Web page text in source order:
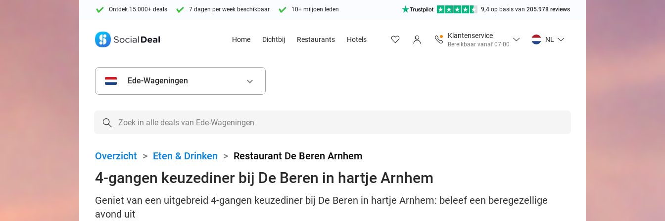
Ontdek 15.000+ deals 7 dagen per week beschikbaar 10+ miljoen leden 9,4 op basis van 205.978 reviews
Home Dichtbij Restaurants Hotels
Klantenservice
Bereikbaar vanaf 07:00
NL
Ede-Wageningen keyboard_arrow_down
Overzicht > Eten & Drinken > Restaurant De Beren Arnhem
4-gangen keuzediner bij De Beren in hartje Arnhem
Geniet van een uitgebreid 4-gangen keuzediner bij De Beren in hartje Arnhem: beleef een beregezellige
avond uit